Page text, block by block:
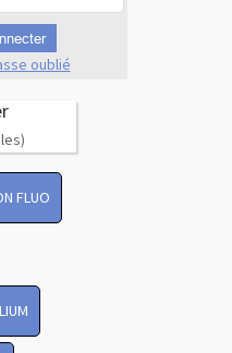
oublié
FLUO